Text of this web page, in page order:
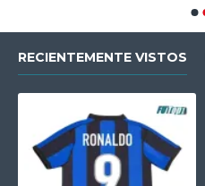
RECIENTEMENTE VISTOS